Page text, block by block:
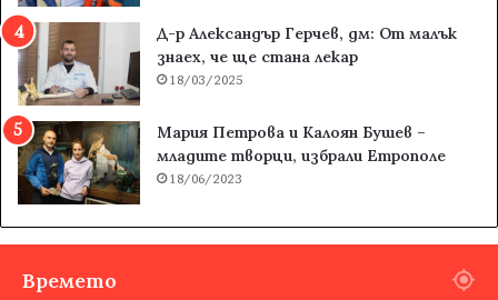
Д-р Александър Герчев, дм: От малък
знаех, че ще стана лекар
18/03/2025
Мария Петрова и Калоян Бушев –
младите творци, избрали Етрополе
18/06/2023
Времето